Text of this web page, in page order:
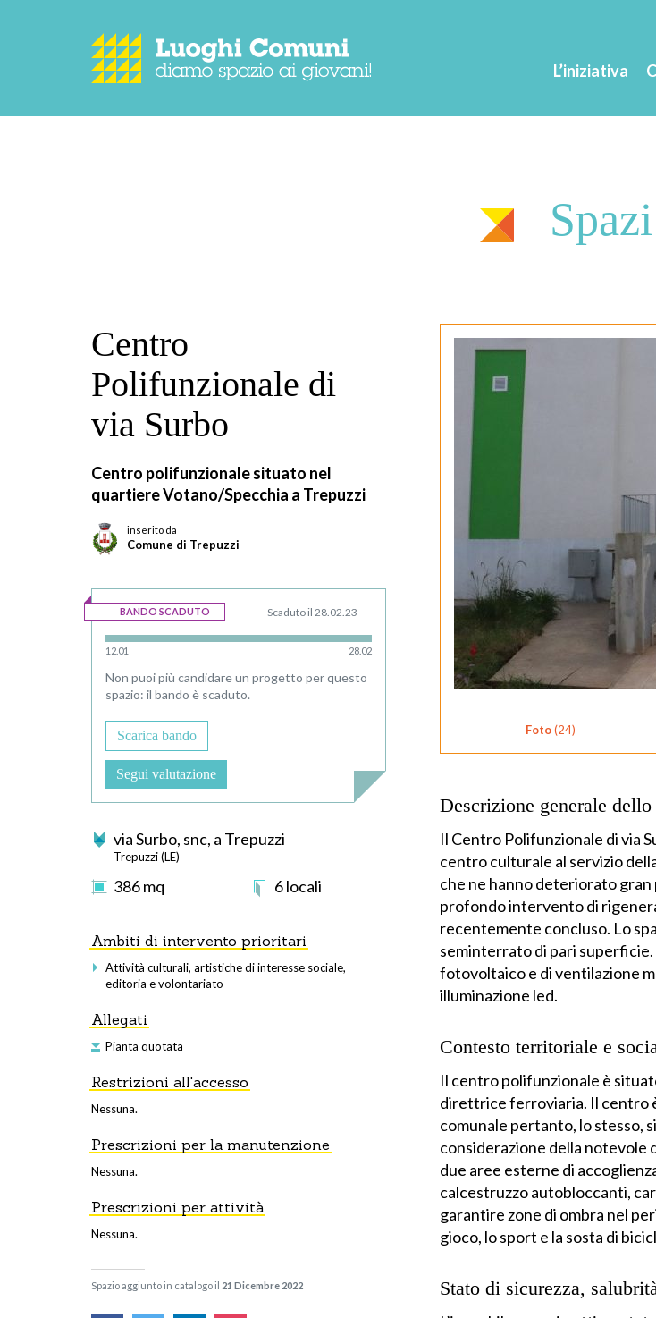
L’iniziativa
Spazi
Centro
Polifunzionale di
via Surbo
Centro polifunzionale situato nel
quartiere Votano/Specchia a Trepuzzi
inserito da
Comune di Trepuzzi
BANDO SCADUTO Scaduto il 28.02.23
Non puoi più candidare un progetto per questo
spazio: il bando è scaduto.
Scarica bando
Segui valutazione
via Surbo, snc, a Trepuzzi
Trepuzzi (LE)
386mq 6locali
Ambiti di intervento prioritari
Attività culturali, artistiche di interesse sociale,
editoria e volontariato
Allegati
Pianta quotata
Restrizioni all'accesso
Nessuna.
Prescrizioni per la manutenzione
Nessuna.
Prescrizioni per attività
Nessuna.
Spazio aggiunto in catalogo il 21 Dicembre 2022
Foto(24)
Descrizione generale
Il Centro Polifunzionale di via
centro culturale al servizio
che ne hanno deteriorato
profondo intervento di
recentemente concluso. Lo
seminterrato di pari
fotovoltaico e di ventilazione
illuminazione led.
Contesto territoriale e
Il centro polifunzionale è
direttrice ferroviaria. Il centro
comunale pertanto, lo stesso,
considerazione della notevole
due aree esterne di
calcestruzzo autobloccanti,
garantire zone di ombra nel
gioco, lo sport e la sosta di
Stato di sicurezza,